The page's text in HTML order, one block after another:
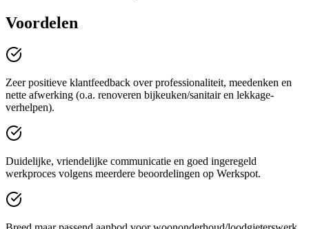
Voordelen
Zeer positieve klantfeedback over professionaliteit, meedenken en
nette afwerking (o.a. renoveren bijkeuken/sanitair en lekkage-
verhelpen).
Duidelijke, vriendelijke communicatie en goed ingeregeld
werkproces volgens meerdere beoordelingen op Werkspot.